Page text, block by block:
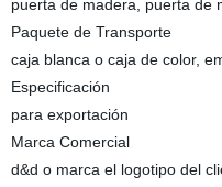
puerta de madera, puerta de
Paquete de Transporte
caja blanca o caja de color,
Especificación
para exportación
Marca Comercial
d&d o marca el logotipo del